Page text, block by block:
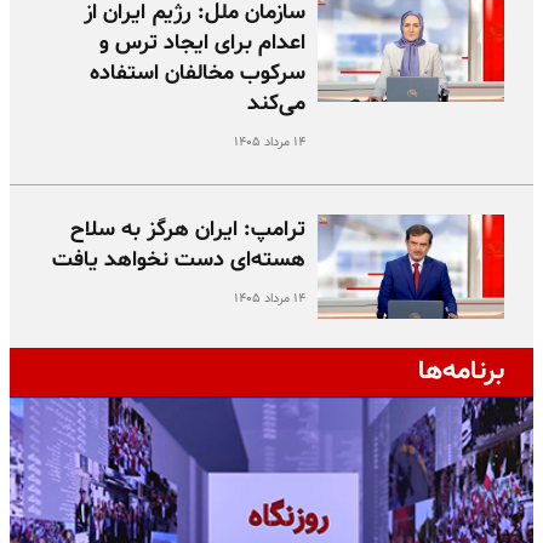
سازمان ملل: رژیم ایران از
اعدام برای ایجاد ترس و
سرکوب مخالفان استفاده
می‌کند
۱۴ مرداد ۱۴۰۵
ترامپ: ایران هرگز به سلاح
هسته‌ای دست نخواهد یافت
۱۴ مرداد ۱۴۰۵
برنامه‌ها